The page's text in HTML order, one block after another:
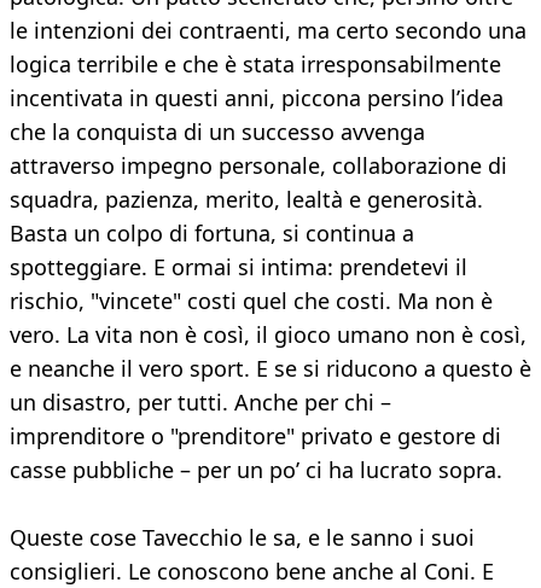
le intenzioni dei contraenti, ma certo secondo una
logica terribile e che è stata irresponsabilmente
incentivata in questi anni, piccona persino l’idea
che la conquista di un successo avvenga
attraverso impegno personale, collaborazione di
squadra, pazienza, merito, lealtà e generosità.
Basta un colpo di fortuna, si continua a
spotteggiare. E ormai si intima: prendetevi il
rischio, "vincete" costi quel che costi. Ma non è
vero. La vita non è così, il gioco umano non è così,
e neanche il vero sport. E se si riducono a questo è
un disastro, per tutti. Anche per chi –
imprenditore o "prenditore" privato e gestore di
casse pubbliche – per un po’ ci ha lucrato sopra.
Queste cose Tavecchio le sa, e le sanno i suoi
consiglieri. Le conoscono bene anche al Coni. E